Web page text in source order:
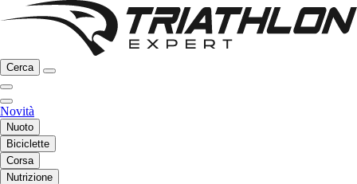
Cerca
Novità
Nuoto
Biciclette
Corsa
Nutrizione